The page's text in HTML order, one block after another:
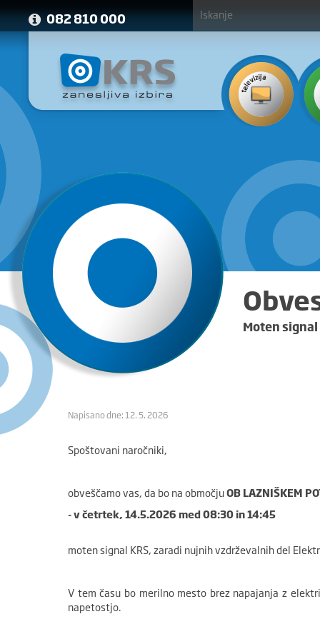
082 810 000
Moten signal
Napisano dne: 12. 5. 2026
Spoštovani naročniki,
obveščamo vas, da bo na območjuOB LAZNIŠKEM
- v četrtek, 14.5.2026 med 08:30 in 14:45
moten signal KRS, zaradi nujnih vzdrževalnih del
V tem času bo merilno mesto brez napajanja z
napetostjo.